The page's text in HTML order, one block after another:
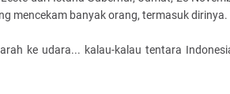
mencekam banyak orang, termasuk dirinya.
ke udara... kalau-kalau tentara